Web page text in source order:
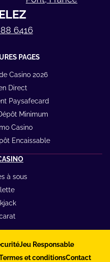
6416
PAGES
Casino 2026
Direct
Paysafecard
Minimum
Casino
Encaissable
à sous
Jeu Responsable
et conditionsContact